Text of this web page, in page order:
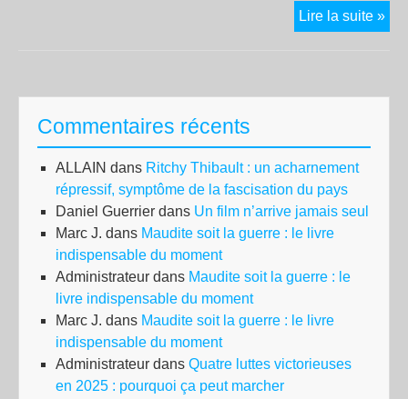
Lire la suite »
Les
Commentaires récents
ALLAIN dans Ritchy Thibault : un acharnement
répressif, symptôme de la fascisation du pays
Daniel Guerrier dans Un film n’arrive jamais seul
Marc J. dans Maudite soit la guerre : le livre
indispensable du moment
Administrateur dans Maudite soit la guerre : le
livre indispensable du moment
Marc J. dans Maudite soit la guerre : le livre
indispensable du moment
Administrateur dans Quatre luttes victorieuses
en 2025 : pourquoi ça peut marcher